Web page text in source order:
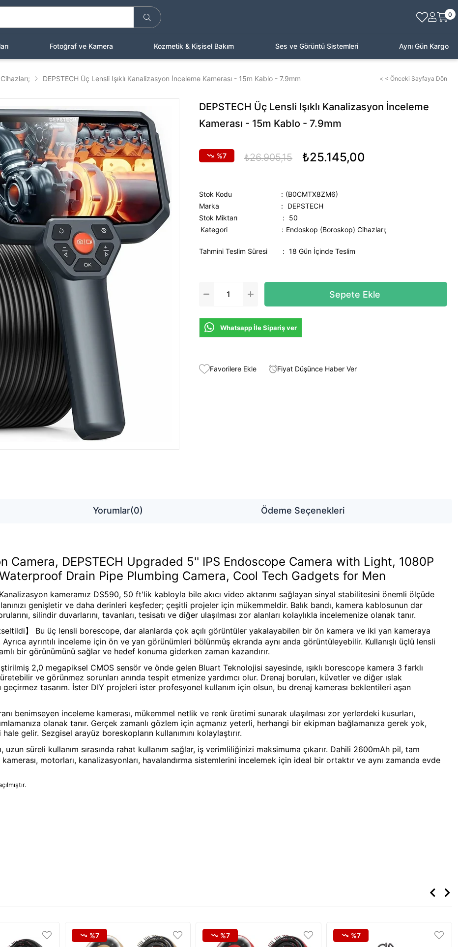
0
Fotoğraf ve Kamera Kozmetik & Kişisel Bakım Ses ve Görüntü Sistemleri Aynı Gün Kargo
DEPSTECH Üç Lensli Işıklı Kanalizasyon İnceleme Kamerası - 15m Kablo - 7.9mm < < Önceki Sayfaya Dön
DEPSTECH Üç Lensli Işıklı Kanalizasyon İnceleme
Kamerası - 15m Kablo - 7.9mm
7 ₺26.905,15 ₺25.145,00
Stok Kodu
(B0CMTX8ZM6)
Marka
:
DEPSTECH
Stok Miktarı
:
50
Kategori
Endoskop (Boroskop) Cihazları;
Tahmini Teslim Süresi : 18 Gün İçinde Teslim
Whatsapp İle Sipariş ver
Favorilere Ekle Fiyat Düşünce Haber Ver
Yorumlar(0) Ödeme Seçenekleri
Camera, DEPSTECH Upgraded 5'' IPS Endoscope Camera with Light, 1080P
Drain Pipe Plumbing Camera, Cool Tech Gadgets for Men
Kanalizasyon kameramız DS590, 50 ft'lik kabloyla bile akıcı video aktarımı sağlayan sinyal stabilitesini önemli ölçüde
genişletir ve daha derinleri keşfeder; çeşitli projeler için mükemmeldir. Balık bandı, kamera kablosunun dar
silindir duvarlarını, tavanları, tesisatı ve diğer ulaşılması zor alanları kolaylıkla incelemenize olanak tanır.
】 Bu üç lensli borescope, dar alanlarda çok açılı görüntüler yakalayabilen bir ön kamera ve iki yan kameraya
ayrıntılı inceleme için ön ve yan görünümleri bölünmüş ekranda aynı anda görüntüleyebilir. Kullanışlı üçlü lensli
bir görünümünü sağlar ve hedef konuma giderken zaman kazandırır.
2,0 megapiksel CMOS sensör ve önde gelen Bluart Teknolojisi sayesinde, ışıklı borescope kamera 3 farklı
ve görünmez sorunları anında tespit etmenize yardımcı olur. Drenaj boruları, küvetler ve diğer ıslak
tasarım. İster DIY projeleri ister profesyonel kullanım için olsun, bu drenaj kamerası beklentileri aşan
benimseyen inceleme kamerası, mükemmel netlik ve renk üretimi sunarak ulaşılması zor yerlerdeki kusurları,
olanak tanır. Gerçek zamanlı gözlem için açmanız yeterli, herhangi bir ekipman bağlamanıza gerek yok,
gelir. Sezgisel arayüz boreskopların kullanımını kolaylaştırır.
uzun süreli kullanım sırasında rahat kullanım sağlar, iş verimliliğinizi maksimuma çıkarır. Dahili 2600mAh pil, tam
motorları, kanalizasyonları, havalandırma sistemlerini incelemek için ideal bir ortaktır ve aynı zamanda evde
%7 %7 %7